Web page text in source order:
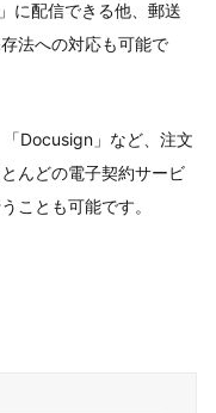
に配信できる他、郵送
法への対応も可能で
Docusign」など、注文
んどの電子契約サービ
ことも可能です。